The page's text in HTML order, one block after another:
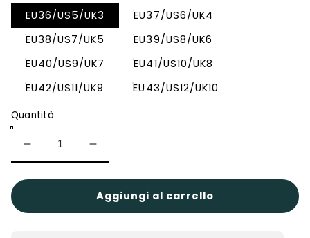
EU36/US5/UK3
EU37/US6/UK4
EU38/US7/UK5
EU39/US8/UK6
EU40/US9/UK7
EU41/US10/UK8
EU42/US11/UK9
EU43/US12/UK10
Quantità
Diminuisci
quantità
Sandali
basso,
Aumenta
quantità
Sandali
con
tacco
basso,
Aggiungi al carrello